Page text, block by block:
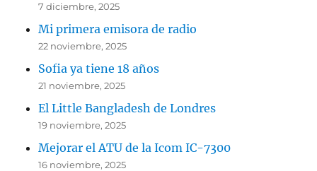
7 diciembre, 2025
Mi primera emisora de radio
22 noviembre, 2025
Sofia ya tiene 18 años
21 noviembre, 2025
El Little Bangladesh de Londres
19 noviembre, 2025
Mejorar el ATU de la Icom IC-7300
16 noviembre, 2025